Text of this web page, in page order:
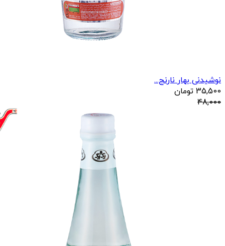
نوشیدنی بهار نارنج...
35,500 تومان
48,000